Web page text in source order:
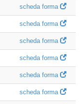
scheda forma
scheda forma
scheda forma
scheda forma
scheda forma
scheda forma